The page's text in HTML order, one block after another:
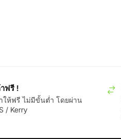
ฟรี !
ให้ฟรี ไม่มีขั้นต่ำ โดยผ่าน
/ Kerry